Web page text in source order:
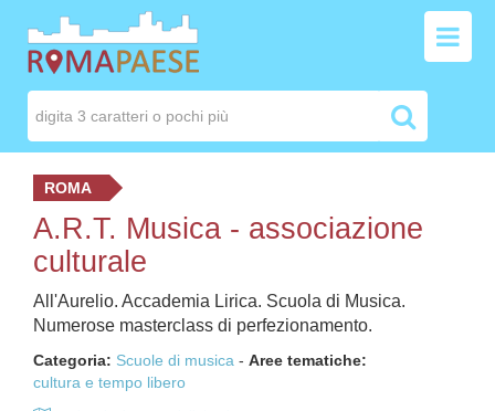
ROMA
A.R.T. Musica - associazione
culturale
All'Aurelio. Accademia Lirica. Scuola di Musica.
Numerose masterclass di perfezionamento.
Categoria: Scuole di musica - Aree tematiche:
cultura e tempo libero